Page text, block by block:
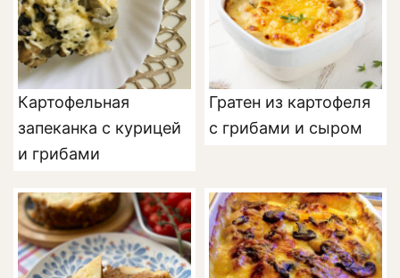
Картофельная
запеканка с курицей
и грибами
Гратен из картофеля
с грибами и сыром